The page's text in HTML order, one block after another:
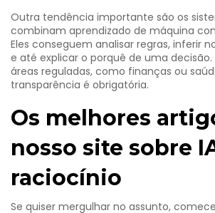
Outra tendência importante são os
combinam aprendizado de máquina
Eles conseguem analisar regras, inferir
e até explicar o porquê de uma decisão.
áreas reguladas, como finanças ou
transparência é obrigatória.
Os melhores
nosso site sobre
raciocínio
Se quiser mergulhar no assunto,